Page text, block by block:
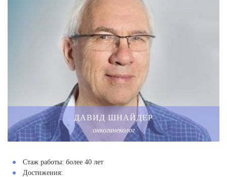
ДАВИД ШНАЙДЕР
онкогинеколог
Стаж работы: более 40 лет
Достижения: